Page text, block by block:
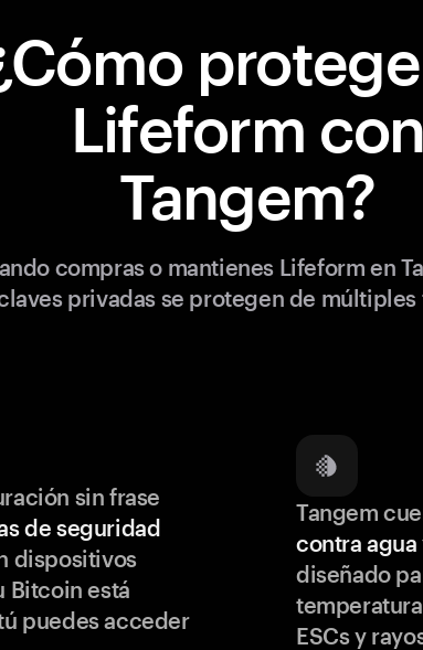
Lifeform con
Tangem?
compras o mantienes Lifeform en
privadas se protegen de múltiples
sin frase
de seguridad
dispositivos
Bitcoin está
puedes acceder
Tangem
contra
diseñado
ESCs y